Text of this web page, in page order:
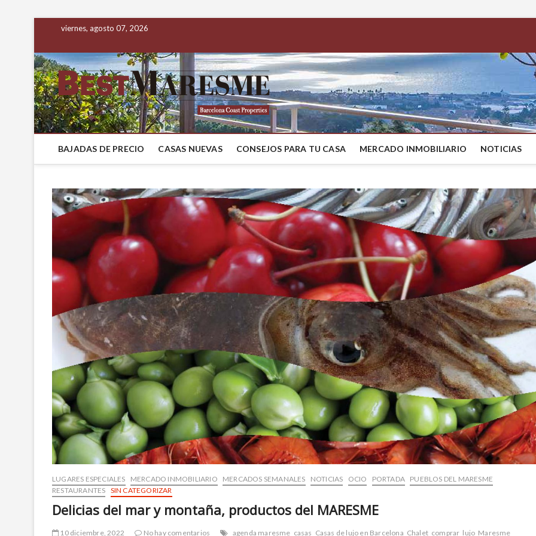
viernes, agosto 07, 2026
BestMaresme
COMPRAR CASA EN EL MARESME
BAJADAS DE PRECIO CASAS NUEVAS CONSEJOS PARA TU CASA MERCADO INMOBILIARIO NOTICIAS
LUGARES ESPECIALES MERCADO INMOBILIARIO MERCADOS SEMANALES NOTICIAS OCIO PORTADA PUEBLOS DEL MARESME
RESTAURANTES SIN CATEGORIZAR
Delicias del mar y montaña, productos del MARESME
10 diciembre, 2022 No hay comentarios agenda maresme casas Casas de lujo en Barcelona Chalet comprar lujo Maresme